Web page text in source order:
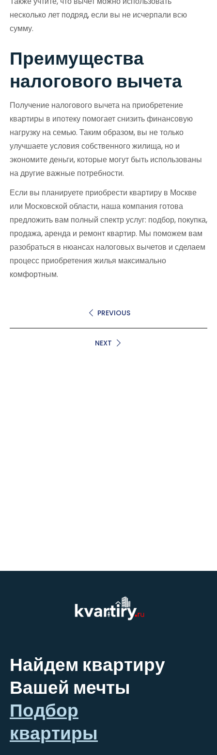
несколько лет подряд, если вы не исчерпали всю
сумму.
Преимущества
налогового вычета
Получение налогового вычета на приобретение
квартиры в ипотеку помогает снизить финансовую
нагрузку на семью. Таким образом, вы не только
улучшаете условия собственного жилища, но и
экономите деньги, которые могут быть использованы
на другие важные потребности.
Если вы планируете приобрести квартиру в Москве
или Московской области, наша компания готова
предложить вам полный спектр услуг: подбор, покупка,
продажа, аренда и ремонт квартир. Мы поможем вам
разобраться в нюансах налоговых вычетов и сделаем
процесс приобретения жилья максимально
комфортным.
PREVIOUS
NEXT
Найдем квартиру
Вашей мечты
Подбор
квартиры